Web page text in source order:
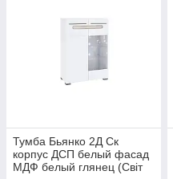
Тумба Бьянко 2Д Ск
корпус ДСП белый фасад
МДФ белый глянец (Світ